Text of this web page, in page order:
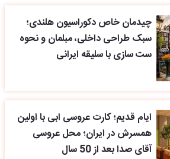
چیدمان خاص دکوراسیون هلندی؛
سبک طراحی داخلی، مبلمان و نحوه
ست سازی با سلیقه ایرانی
ایام قدیم؛ کارت عروسی ابی با اولین
همسرش در ایران؛ محل عروسی
آقای صدا بعد از 50 سال